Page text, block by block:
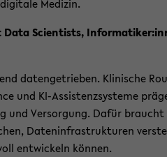
Me­di­zin.
Data Sci­en­tists,
da­ten­ge­trie­ben. Kli­ni­sche
und KI-​Assistenzsysteme
und Ver­sor­gung. Dafür braucht
Da­ten­in­fra­struk­tu­ren
ent­wi­ckeln kön­nen.